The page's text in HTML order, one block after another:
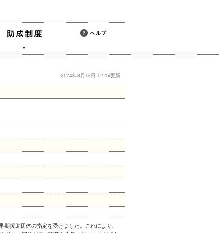
2024年8月13日 12:14更新
援助団体の指定を受けました。これにより、